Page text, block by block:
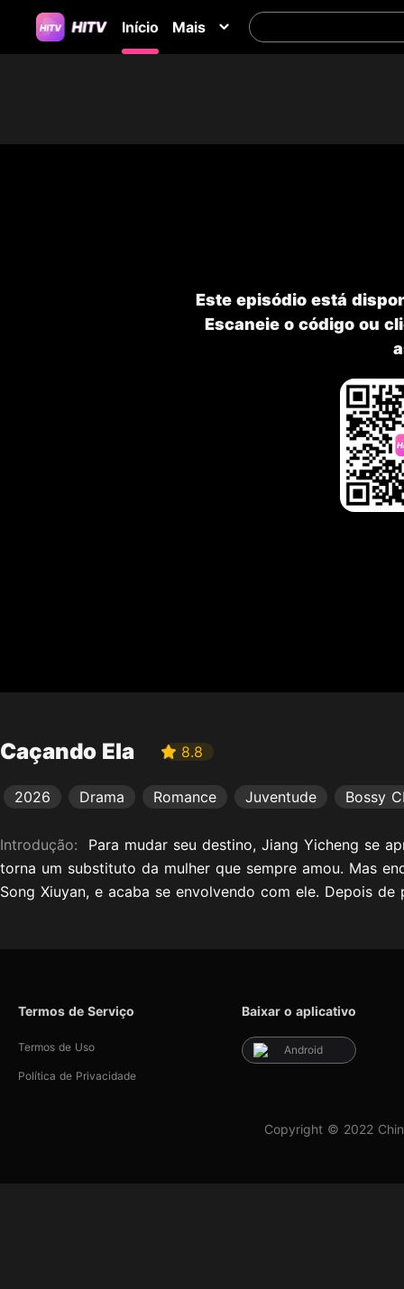
Início Mais
Este episódio está
Escaneie o código ou
Caçando Ela 8.8
2026 Drama Romance Juventude Bossy
Introdução: Para mudar seu destino, Jiang Yicheng se
torna um substituto da mulher que sempre amou. Mas
Song Xiuyan, e acaba se envolvendo com ele. Depois
Termos de Serviço
Termos de Uso
Política de Privacidade
Baixar o aplicativo
Android
Copyright © 2022